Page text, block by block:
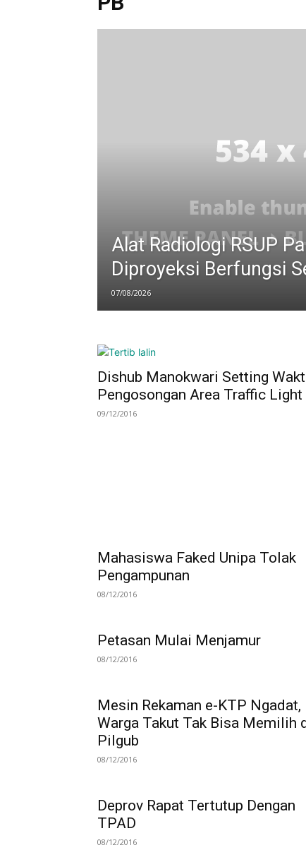
Alat Radiologi RSUP
Diproyeksi Berfungsi
07/08/2026
Dishub Manokwari Setting
Pengosongan Area Traffic Light
09/12/2016
Mahasiswa Faked Unipa Tolak
Pengampunan
08/12/2016
Petasan Mulai Menjamur
08/12/2016
Mesin Rekaman e-KTP Ngadat,
Warga Takut Tak Bisa Memilih
Pilgub
08/12/2016
Deprov Rapat Tertutup Dengan
TPAD
08/12/2016